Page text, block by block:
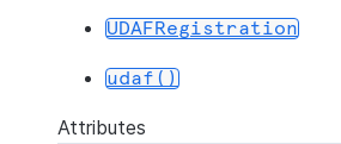
UDAFRegistration
udaf()
Attributes